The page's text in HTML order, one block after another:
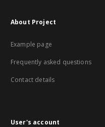
About Project
Example page
Frequently asked questions
Contact details
User's account